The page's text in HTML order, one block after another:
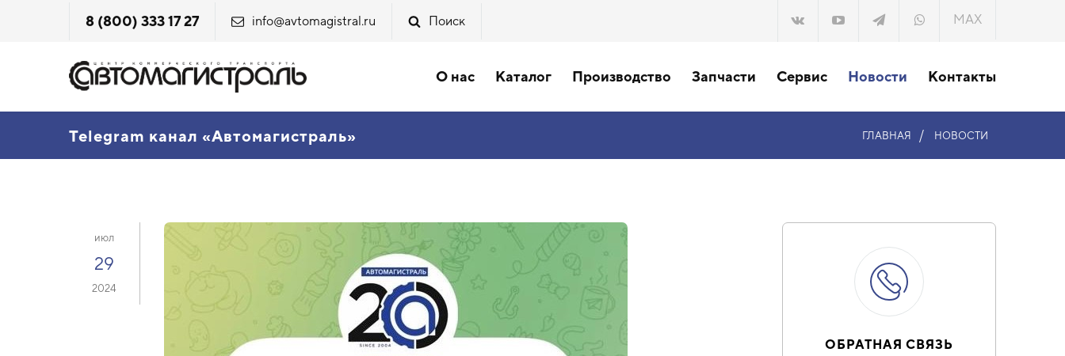
8 (800) 333 17 27 info@avtomagistral.ru Поиск MAX
О нас Каталог Производство Запчасти Сервис Новости Контакты
Telegram канал «Автомагистраль» ГЛАВНАЯ / НОВОСТИ
июл
29
2024
ОБРАТНАЯ СВЯЗЬ